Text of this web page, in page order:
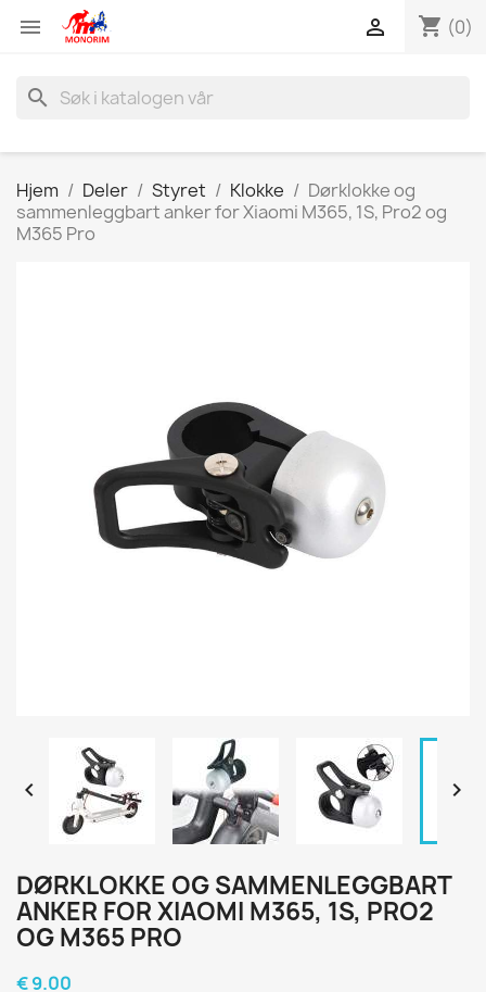
 shopping_cart (0)

search
Hjem Deler Styret Klokke
Dørklokke og
sammenleggbart anker for Xiaomi M365, 1S, Pro2 og
M365 Pro
 
DØRKLOKKE OG SAMMENLEGGBART
ANKER FOR XIAOMI M365, 1S, PRO2
OG M365 PRO
€ 9.00